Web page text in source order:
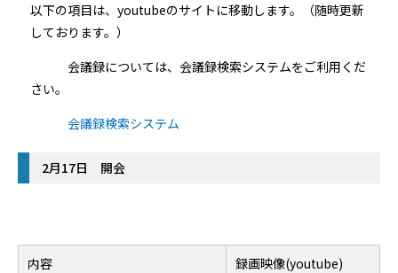
以下の項目は、youtubeのサイトに移動します。（随時更新
しております。）
会議録については、会議録検索システムをご利用くだ
さい。
会議録検索システム
2月17日 開会
内容 録画映像(youtube)